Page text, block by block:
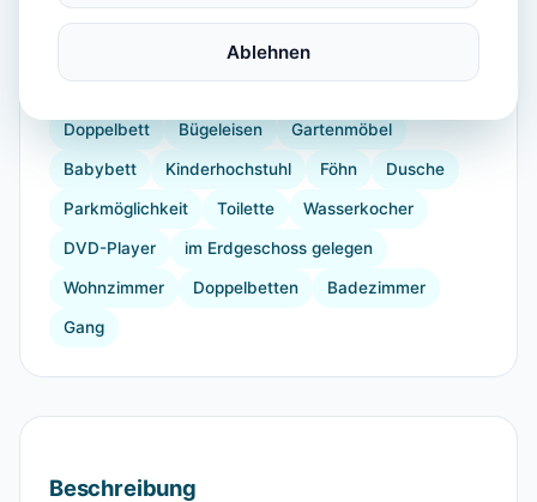
Kühlschrank Mikrowelle Geschirrspüler
Kaffeemaschine Herdplatte
Doppelbett Bügeleisen Gartenmöbel
Babybett Kinderhochstuhl Föhn Dusche
Parkmöglichkeit Toilette Wasserkocher
DVD-Player im Erdgeschoss gelegen
Wohnzimmer Doppelbetten Badezimmer
Gang
Beschreibung
Ablehnen